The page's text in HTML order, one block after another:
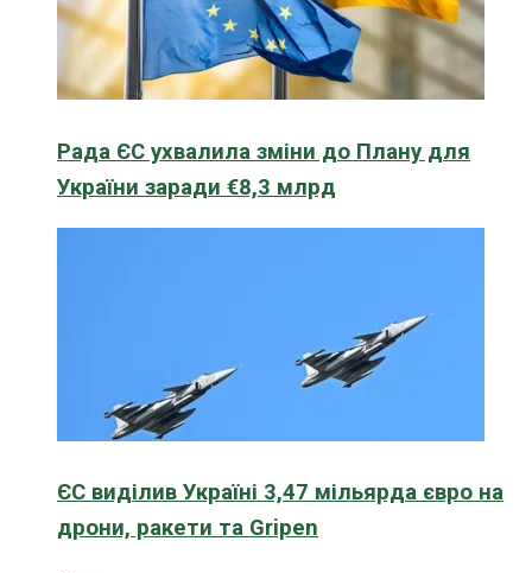
Рада ЄС ухвалила зміни до Плану для
України заради €8,3 млрд
ЄС виділив Україні 3,47 мільярда євро на
дрони, ракети та Gripen